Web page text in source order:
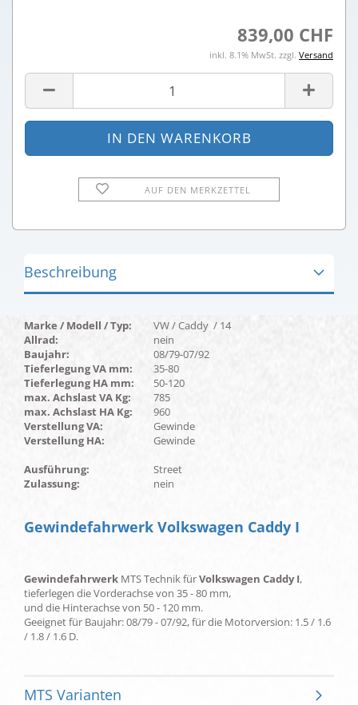
839,00 CHF
inkl. 8.1% MwSt. zzgl. Versand
AUF DEN MERKZETTEL
Beschreibung
Marke / Modell / Typ:
VW / Caddy / 14
Allrad:
nein
Baujahr:
08/79-07/92
Tieferlegung VA mm:
35-80
Tieferlegung HA mm:
50-120
max. Achslast VA Kg:
785
max. Achslast HA Kg:
960
Verstellung VA:
Gewinde
Verstellung HA:
Gewinde
Ausführung:
Street
Zulassung:
nein
Gewindefahrwerk Volkswagen Caddy I
Gewindefahrwerk MTS Technik fürVolkswagen Caddy I,
tieferlegen die Vorderachse von 35 - 80 mm,
und die Hinterachse von 50 - 120 mm.
Geeignet für Baujahr: 08/79 - 07/92, für die Motorversion: 1.5 / 1.6
/ 1.8 / 1.6 D.
MTS Varianten